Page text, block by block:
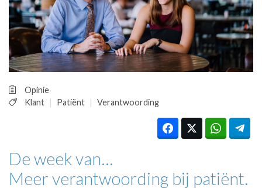
PRAKTIJKZAKEN
TARIEVEN
VPHUISARTSEN
MEDISCHE VAKHANDEL
REGISTRATIE
Opinie
Klant
Patiënt Verantwoording
De week van…
Meer verantwoording bij patiënt.